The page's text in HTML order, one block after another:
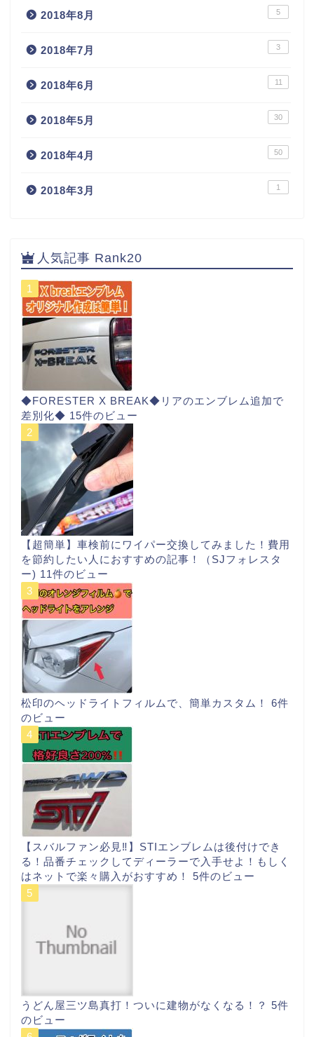
2018年8月 5
2018年7月 3
2018年6月 11
2018年5月 30
2018年4月 50
2018年3月 1
人気記事 Rank20
◆FORESTER X BREAK◆リアのエンブレム追加で
差別化◆ 15件のビュー
【超簡単】車検前にワイパー交換してみました！費用
を節約したい人におすすめの記事！（SJフォレスタ
ー) 11件のビュー
松印のヘッドライトフィルムで、簡単カスタム！ 6件
のビュー
【スバルファン必見‼︎】STIエンブレムは後付けでき
る！品番チェックしてディーラーで入手せよ！もしく
はネットで楽々購入がおすすめ！ 5件のビュー
うどん屋三ツ島真打！ついに建物がなくなる！？ 5件
のビュー